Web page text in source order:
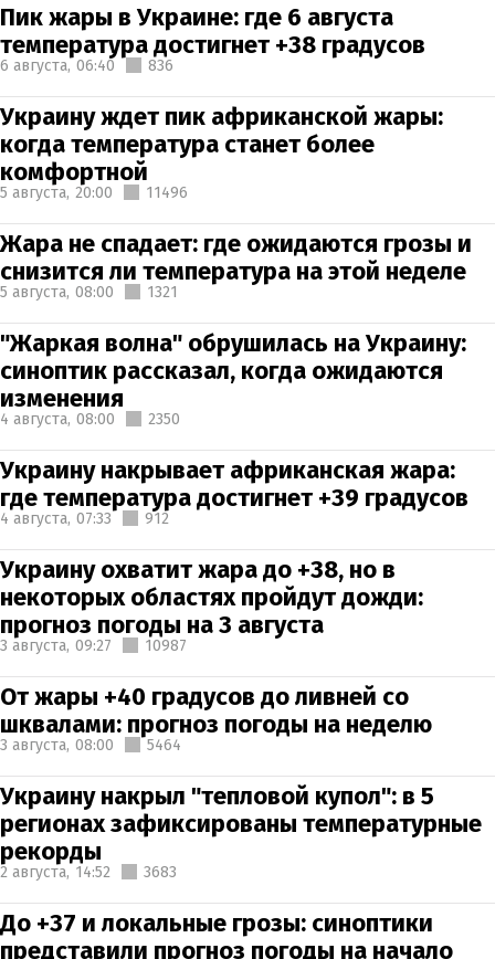
Пик жары в Украине: где 6 августа
температура достигнет +38 градусов
6 августа, 06:40 836
Украину ждет пик африканской жары:
когда температура станет более
комфортной
5 августа, 20:00 11496
Жара не спадает: где ожидаются грозы и
снизится ли температура на этой неделе
5 августа, 08:00 1321
"Жаркая волна" обрушилась на Украину:
синоптик рассказал, когда ожидаются
изменения
4 августа, 08:00 2350
Украину накрывает африканская жара:
где температура достигнет +39 градусов
4 августа, 07:33 912
Украину охватит жара до +38, но в
некоторых областях пройдут дожди:
прогноз погоды на 3 августа
3 августа, 09:27 10987
От жары +40 градусов до ливней со
шквалами: прогноз погоды на неделю
3 августа, 08:00 5464
Украину накрыл "тепловой купол": в 5
регионах зафиксированы температурные
рекорды
2 августа, 14:52 3683
До +37 и локальные грозы: синоптики
представили прогноз погоды на начало